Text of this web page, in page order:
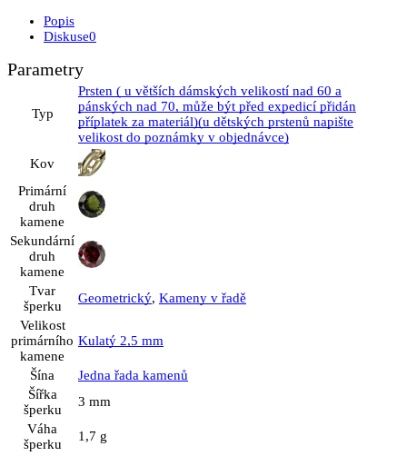
Popis
Diskuse0
Parametry
Typ
Prsten ( u větších dámských velikostí nad 60 a
pánských nad 70, může být před expedicí přidán
příplatek za materiál)(u dětských prstenů napište
velikost do poznámky v objednávce)
Kov
Primární
druh
kamene
Sekundární
druh
kamene
Tvar
šperku
Geometrický, Kameny v řadě
Velikost
primárního
kamene
Kulatý 2,5 mm
Šína
Jedna řada kamenů
Šířka
šperku
3 mm
Váha
šperku
1,7 g